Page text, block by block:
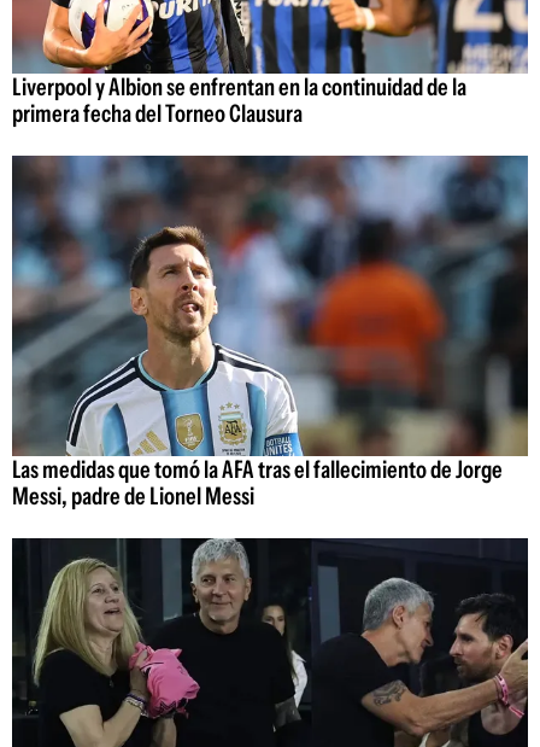
Liverpool y Albion se enfrentan en la continuidad de la
primera fecha del Torneo Clausura
Las medidas que tomó la AFA tras el fallecimiento de Jorge
Messi, padre de Lionel Messi